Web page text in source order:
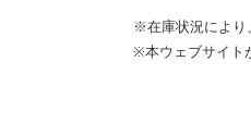
※在庫状況により
※本ウェブサイト